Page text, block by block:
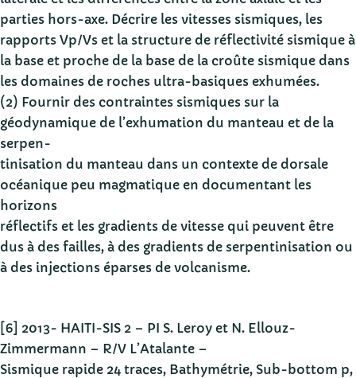
parties hors-axe. Décrire les vitesses sismiques, les
rapports Vp/Vs et la structure de réflectivité sismique à
la base et proche de la base de la croûte sismique dans
les domaines de roches ultra-basiques exhumées.
(2) Fournir des contraintes sismiques sur la
géodynamique de l’exhumation du manteau et de la
serpen-
tinisation du manteau dans un contexte de dorsale
océanique peu magmatique en documentant les
horizons
réflectifs et les gradients de vitesse qui peuvent être
dus à des failles, à des gradients de serpentinisation ou
à des injections éparses de volcanisme.
[6] 2013- HAITI-SIS 2 – PI S. Leroy et N. Ellouz-
Zimmermann – R/V L’Atalante –
Sismique rapide 24 traces, Bathymétrie, Sub-bottom p,